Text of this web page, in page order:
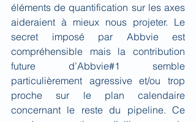
éléments de quantification sur les axes
aideraient à mieux nous projeter. Le
secret imposé par Abbvie est
compréhensible mais la contribution
future d’Abbvie#1 semble
particulièrement agressive et/ou trop
proche sur le plan calendaire
concernant le reste du pipeline. Ce